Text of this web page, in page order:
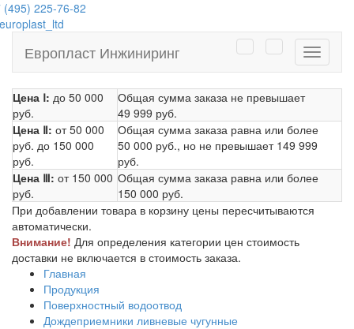
(495) 225-76-82
Европласт Инжиниринг
Цена Ⅰ: до 50 000
руб.
Общая сумма заказа не превышает
49 999 руб.
Цена Ⅱ: от 50 000
руб. до 150 000
руб.
Общая сумма заказа равна или более
50 000 руб., но не превышает 149 999
руб.
Цена Ⅲ: от 150 000
руб.
Общая сумма заказа равна или более
150 000 руб.
При добавлении товара в корзину цены пересчитываются
автоматически.
Внимание! Для определения категории цен стоимость
доставки не включается в стоимость заказа.
Главная
Продукция
Поверхностный водоотвод
Дождеприемники ливневые чугунные